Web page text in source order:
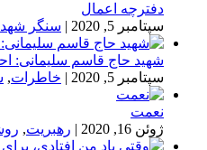
دفترچه اعمال
سپتامبر 5, 2020
| سنگر شهدا
شهید حاج قاسم سلیمانی:
سپتامبر 5, 2020
| خاطرات,
نعمت
ژوئن 16, 2020
| رهبریت,